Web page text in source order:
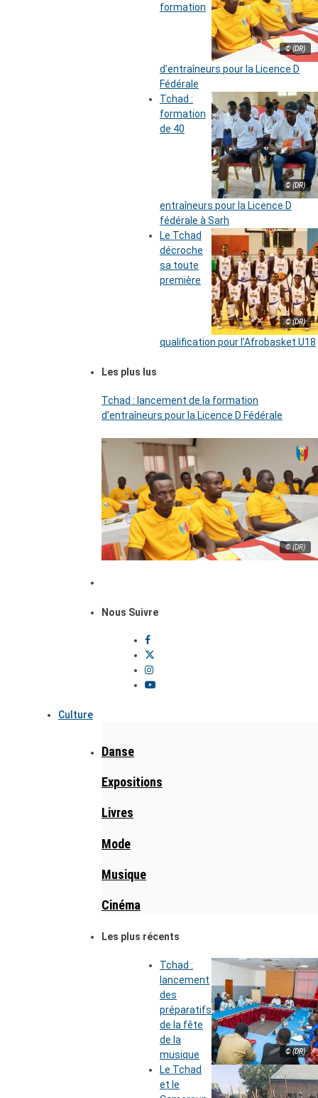
© (DR)
formation
d’entraîneurs pour la Licence D
Fédérale
© (DR)
Tchad :
formation
de 40
entraîneurs pour la Licence D
fédérale à Sarh
© (DR)
Le Tchad
décroche
sa toute
première
qualification pour l’Afrobasket U18
Les plus lus
Tchad : lancement de la formation
d’entraîneurs pour la Licence D Fédérale
© (DR)
Nous Suivre
Culture
Danse
Expositions
Livres
Mode
Musique
Cinéma
Les plus récents
© (DR)
Tchad :
lancement
des
préparatifs
de la fête
de la
musique
Le Tchad
et le